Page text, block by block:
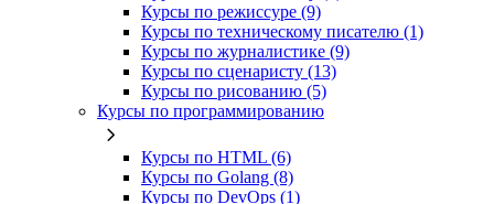
Курсы по режиссуре (9)
Курсы по техническому писателю (1)
Курсы по журналистике (9)
Курсы по сценаристу (13)
Курсы по рисованию (5)
Курсы по программированию
Курсы по HTML (6)
Курсы по Golang (8)
Курсы по DevOps (1)